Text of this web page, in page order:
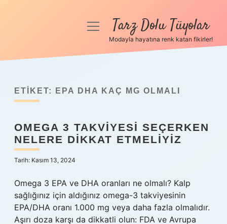
Anasayfa
Yasal Uyarı
Hakkımızda
menüyüTarz Dolu Tüyolar
Modayla hayatına renk katan fikirler!
ETIKET: EPA DHA KAÇ MG OLMALI
OMEGA 3 TAKVIYESI SEÇERKEN
NELERE DIKKAT ETMELIYIZ
Tarih: Kasım 13, 2024
Omega 3 EPA ve DHA oranları ne olmalı? Kalp
sağlığınız için aldığınız omega-3 takviyesinin
EPA/DHA oranı 1.000 mg veya daha fazla olmalıdır.
Aşırı doza karşı da dikkatli olun: FDA ve Avrupa